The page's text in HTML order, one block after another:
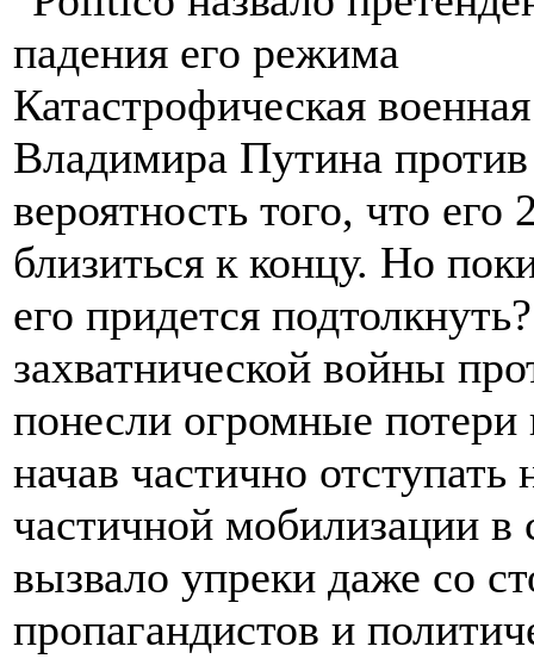
Катастрофическая
Владимира Путина
вероятность того, что
близиться к концу. Но
его придется
захватнической войны
понесли огромные потери
начав частично
частичной мобилизации в
вызвало упреки даже со
пропагандистов и